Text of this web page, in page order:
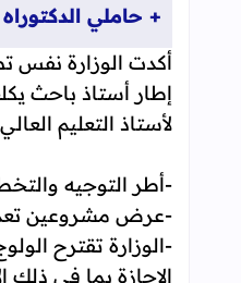
+ حاملي الدكتوراه
إطار أستاذ باحث
لأستاذ التعليم
-أطر التوجيه
-عرض مشروعين
-الوزارة تقترح